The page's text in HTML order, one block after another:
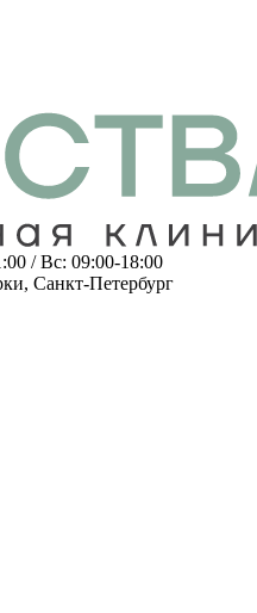
/ Вс: 09:00-18:00
Санкт-Петербург